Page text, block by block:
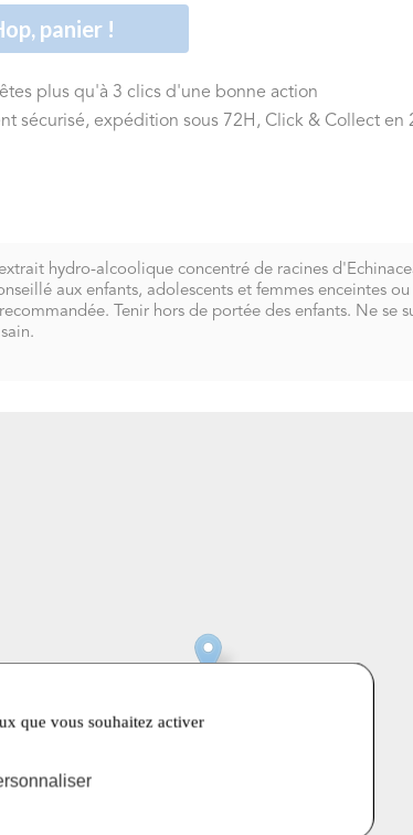
panier !
plus qu'à 3 clics d'une bonne action
sécurisé, expédition sous 72H, Click & Collect en
hydro-alcoolique concentré de racines
aux enfants, adolescents et femmes enceintes ou
Tenir hors de portée des enfants. Ne se
que vous souhaitez activer